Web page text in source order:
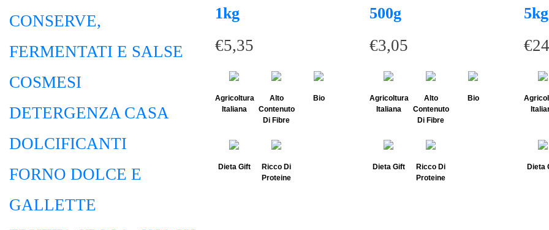
1kg
€5,35
Agricoltura
Italiana
Alto
Contenuto
Di Fibre
Bio
Dieta Gift
Ricco Di
Proteine
500g
€3,05
Agricoltura
Italiana
Alto
Contenuto
Di Fibre
Bio
Dieta Gift
Ricco Di
Proteine
5kg
€
Dieta
CONSERVE,
FERMENTATI E SALSE
COSMESI
DETERGENZA CASA
DOLCIFICANTI
FORNO DOLCE E
GALLETTE